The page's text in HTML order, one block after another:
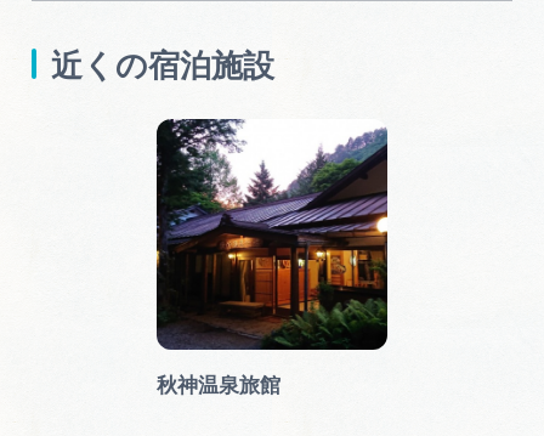
近くの宿泊施設
秋神温泉旅館